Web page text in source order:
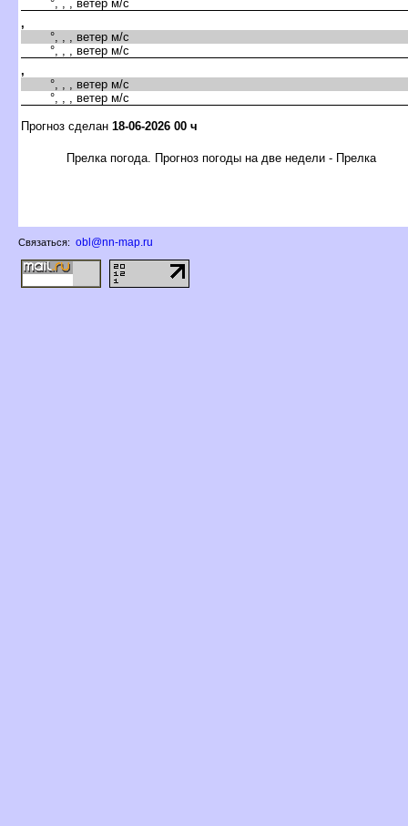
°, , , ветер м/с
,
°, , , ветер м/с
°, , , ветер м/с
,
°, , , ветер м/с
°, , , ветер м/с
Прогноз сделан 18-06-2026 00 ч
Прелка погода. Прогноз погоды на две недели - Прелка
Связаться: obl@nn-map.ru